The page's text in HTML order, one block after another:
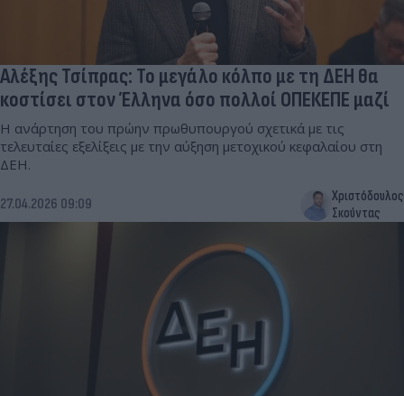
Αλέξης Τσίπρας: Το μεγάλο κόλπο με τη ΔΕΗ θα
κοστίσει στον Έλληνα όσο πολλοί ΟΠΕΚΕΠΕ μαζί
Η ανάρτηση του πρώην πρωθυπουργού σχετικά με τις
τελευταίες εξελίξεις με την αύξηση μετοχικού κεφαλαίου στη
ΔΕΗ.
27.04.2026 09:09
Χριστόδουλος
Σκούντας